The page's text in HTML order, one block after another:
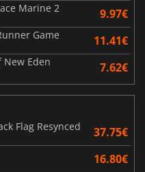
Marine 2 9.97€
Game 11.41€
New Eden 7.62€
Flag Resynced
37.75€
16.80€